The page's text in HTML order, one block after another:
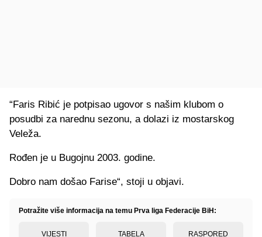
“Faris Ribić je potpisao ugovor s našim klubom o
posudbi za narednu sezonu, a dolazi iz mostarskog
Veleža.
Rođen je u Bugojnu 2003. godine.
Dobro nam došao Farise“, stoji u objavi.
Potražite više informacija na temu Prva liga Federacije BiH:
VIJESTI TABELA RASPORED